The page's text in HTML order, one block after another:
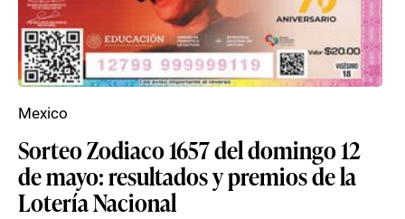
Sorteo Zodiaco 1657 del domingo 12
de mayo: resultados y premios de la
Lotería Nacional
Mexico